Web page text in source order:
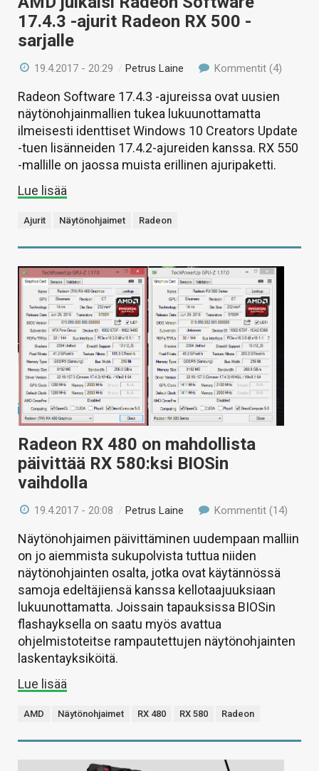
17.4.3 -ajurit Radeon RX 500 -
sarjalle
19.4.2017 - 20:29 /Petrus Laine Kommentit (4)
Radeon Software 17.4.3 -ajureissa ovat uusien
näytönohjainmallien tukea lukuunottamatta
ilmeisesti identtiset Windows 10 Creators Update
-tuen lisänneiden 17.4.2-ajureiden kanssa. RX 550
-mallille on jaossa muista erillinen ajuripaketti.
Lue lisää
Ajurit Näytönohjaimet Radeon
Radeon RX 480 on mahdollista
päivittää RX 580:ksi BIOSin
vaihdolla
19.4.2017 - 20:08 /Petrus Laine Kommentit (14)
Näytönohjaimen päivittäminen uudempaan malliin
on jo aiemmista sukupolvista tuttua niiden
näytönohjainten osalta, jotka ovat käytännössä
samoja edeltäjiensä kanssa kellotaajuuksiaan
lukuunottamatta. Joissain tapauksissa BIOSin
flashayksella on saatu myös avattua
ohjelmistoteitse rampautettujen näytönohjainten
laskentayksiköitä.
Lue lisää
AMD Näytönohjaimet RX 480 RX 580 Radeon